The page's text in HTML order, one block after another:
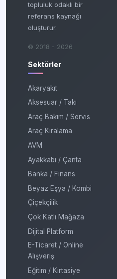
topluluk odaklı bir
referans kaynağı
oluşturur.
© 2018 - 2026
Sektörler
Akaryakıt
Aksesuar / Takı
Araç Bakım / Servis
Araç Kiralama
AVM
Ayakkabı / Çanta
Banka / Finans
Beyaz Eşya / Kombi
Çiçekçilik
Çok Katlı Mağaza
Dijital Platform
E-Ticaret / Online
Alışveriş
Eğitim / Kırtasiye